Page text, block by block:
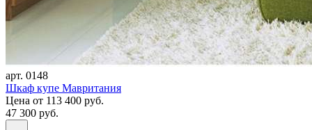
арт. 0148
Шкаф купе Мавритания
Цена от 113 400 руб.
47 300 руб.